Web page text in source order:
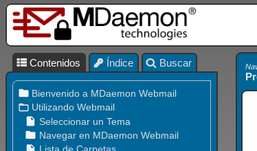
Contenidos Índice Buscar